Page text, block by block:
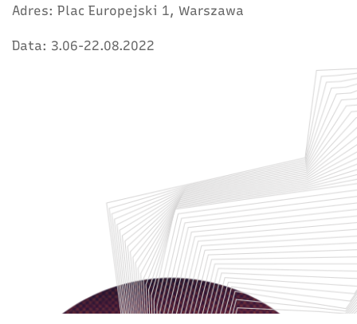
Adres: Plac Europejski 1, Warszawa
Data: 3.06-22.08.2022